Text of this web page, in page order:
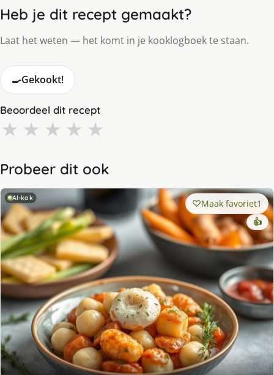
Heb je dit recept gemaakt?
Laat het weten — het komt in je kooklogboek te staan.
🍳Gekookt!
Beoordeel dit recept
★ ★ ★ ★ ★
Probeer dit ook
AI-kok Maak favoriet1
👍